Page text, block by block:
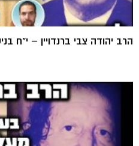
הרב יהודה צבי ברנדויין – י"ח